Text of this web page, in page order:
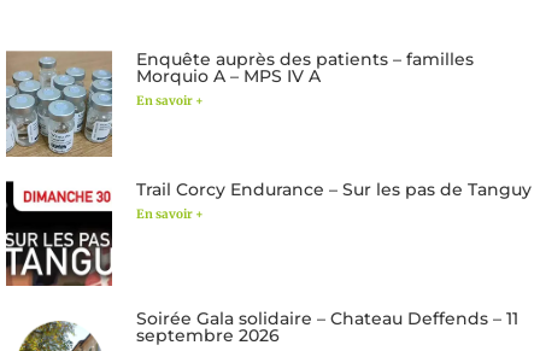
Enquête auprès des patients – familles
Morquio A – MPS IV A
En savoir +
Trail Corcy Endurance – Sur les pas de Tanguy
En savoir +
Soirée Gala solidaire – Chateau Deffends – 11
septembre 2026